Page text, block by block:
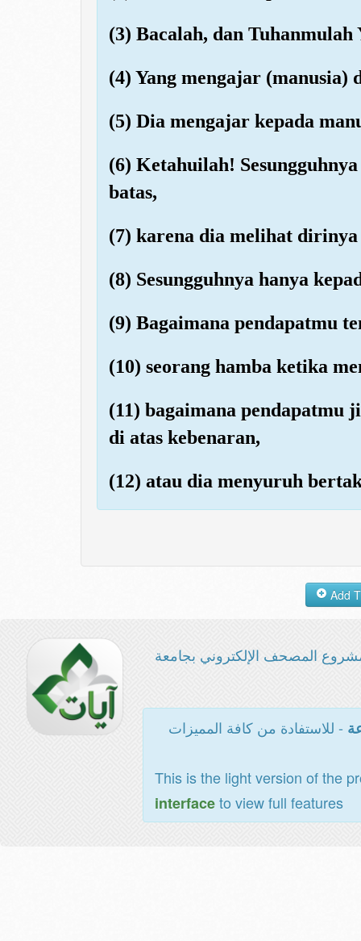
(3) Bacalah, dan Tuhanmulah
(4) Yang mengajar (manusia)
(5) Dia mengajar kepada
(6) Ketahuilah!
batas,
(7) karena dia melihat dirinya
(8) Sesungguhnya hanya
(9) Bagaimana pendapatmu
(10) seorang hamba ketika
(11) bagaimana pendapatmu
di atas kebenaran,
(12) atau dia menyuruh
المصحف الإلكتروني بجامعة
- للاستفادة من كافة المميزات
This is the light version of the
interfaceto view full features